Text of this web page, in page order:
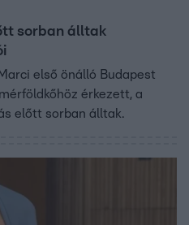
sorban álltak
első önálló Budapest
érkezett, a
előtt sorban álltak.